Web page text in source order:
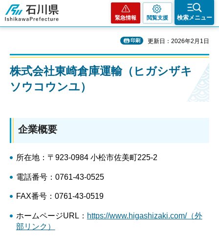
石川県
緊急情報 閲覧支援 検索メニュー
印刷 更新日：2026年2月1日
株式会社東崎倉庫運輸（ヒガシザキ
ソウコウンユ）
企業概要
所在地：〒923-0984 小松市佐美町225-2
電話番号：0761-43-0525
FAX番号：0761-43-0519
ホームページURL： https://www.higashizaki.com/（外
部リンク）